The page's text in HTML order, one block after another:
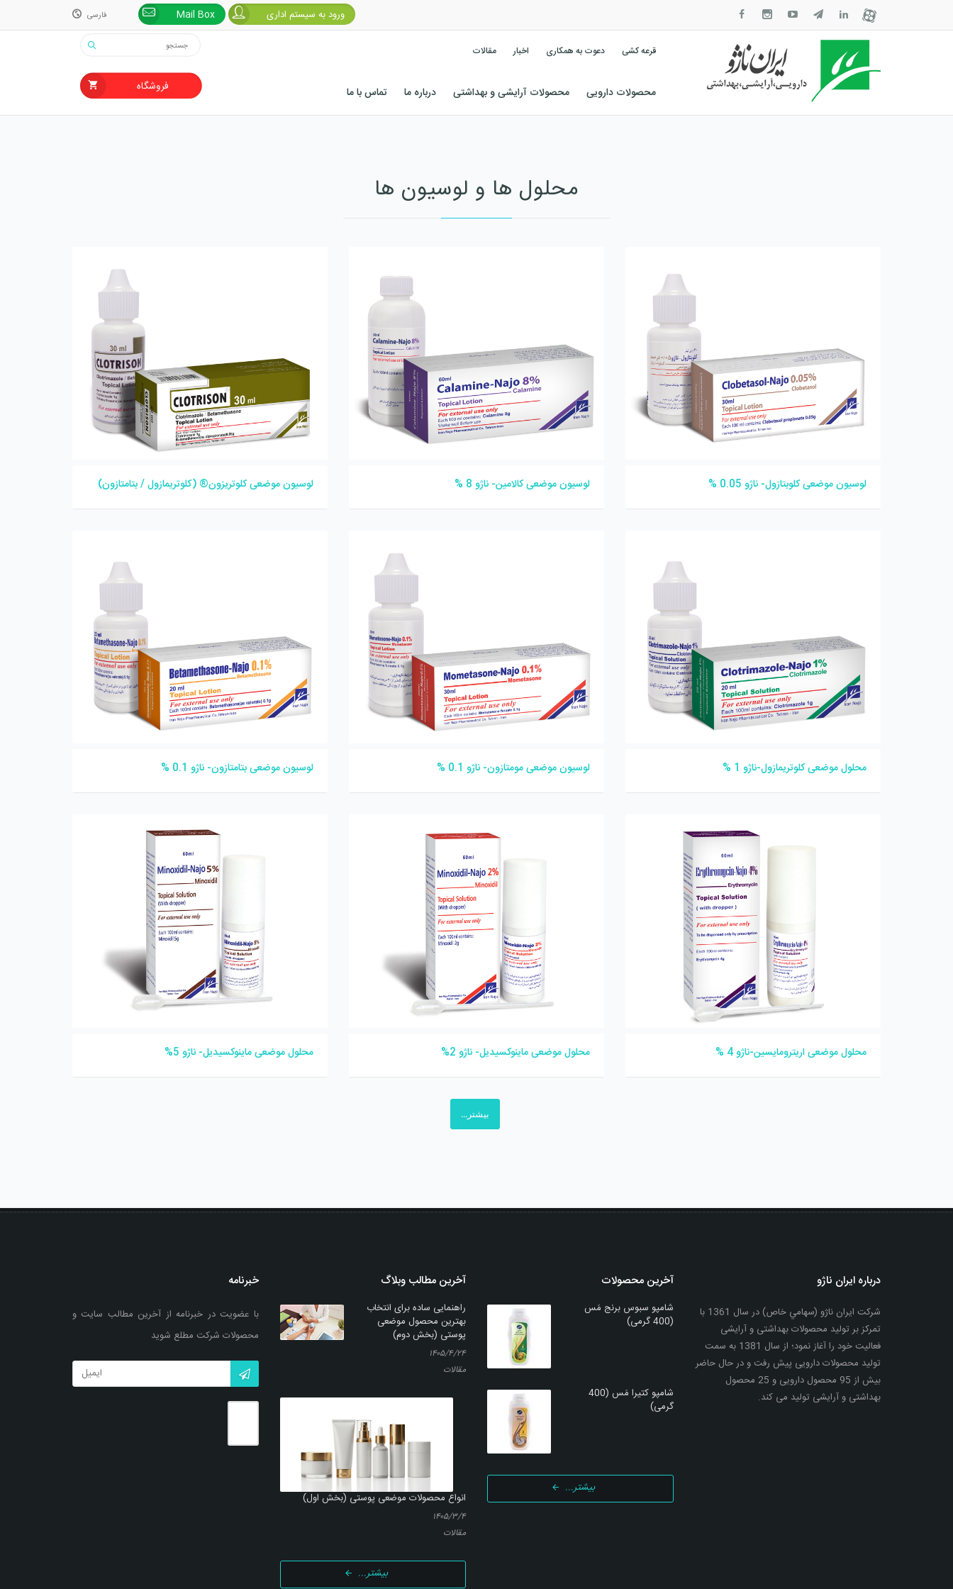
فارسی
فارسی
Mail Box ورود به سیستم اداری
فروشگاه
قرعه کشی دعوت به همکاری اخبار مقالات
محصولات دارویی محصولات آرایشی و بهداشتی درباره ما تماس با ما
محلول ها و لوسیون ها
لوسیون موضعی کلوتریزون® (کلوتریمازول / بتامتازون) لوسیون موضعی کالامین- ناژو 8 % لوسیون موضعی کلوبتازول- ناژو 0.05 %
لوسیون موضعی بتامتازون- ناژو 0.1 % لوسیون موضعی مومتازون- ناژو 0.1 % محلول موضعی کلوتریمازول-ناژو 1 %
محلول موضعی ماینوکسیدیل- ناژو 5% محلول موضعی ماینوکسیدیل- ناژو 2% محلول موضعی اریترومایسین-ناژو 4 %
بیشتر...
خبرنامه
با عضویت در خبرنامه از آخرین مطالب سایت و
محصولات شرکت مطلع شوید
آخرین مطالب وبلاگ
راهنمایی ساده برای انتخاب
بهترین محصول موضعی
پوستی (بخش دوم)
۱۴۰۵/۴/۲۴
مقالات
انواع محصولات موضعی پوستی (بخش اول)
۱۴۰۵/۳/۴
مقالات
بیشتر...
آخرین محصولات
شامپو سبوس برنج مَس
(400 گرمی)
شامپو کتیرا مَس (400
گرمی)
بیشتر...
درباره ایران ناژو
شرکت ایران ناژو (سهامي خاص) در سال 1361 با
تمرکز بر تولید محصولات بهداشتی و آرایشی
فعالیت خود را آغاز نمود؛ از سال 1381 به سمت
تولید محصولات دارویی پیش رفت و در حال حاضر
بیش از 95 محصول دارویی و 25 محصول
بهداشتی و آرایشی تولید می کند.